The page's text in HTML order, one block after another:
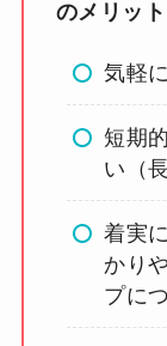
のメリット
気軽
短期
い（
着実
かり
プに